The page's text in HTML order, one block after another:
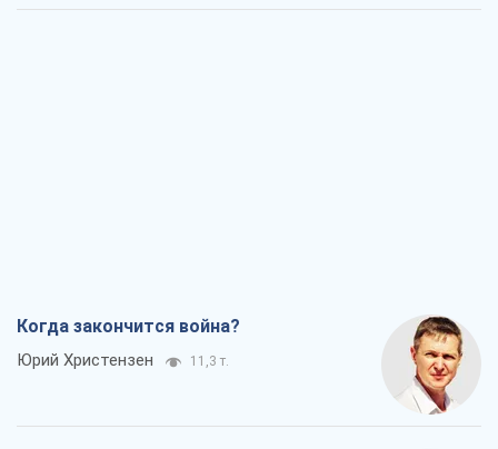
Когда закончится война?
Юрий Христензен 11,3 т.